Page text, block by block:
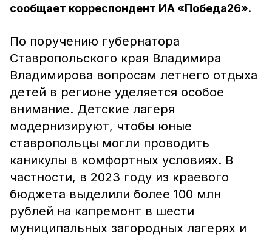
сообщает корреспондент ИА «Победа26».
По поручению губернатора
Ставропольского края Владимира
Владимирова вопросам летнего отдыха
детей в регионе уделяется особое
внимание. Детские лагеря
модернизируют, чтобы юные
ставропольцы могли проводить
каникулы в комфортных условиях. В
частности, в 2023 году из краевого
бюджета выделили более 100 млн
рублей на капремонт в шести
муниципальных загородных лагерях и